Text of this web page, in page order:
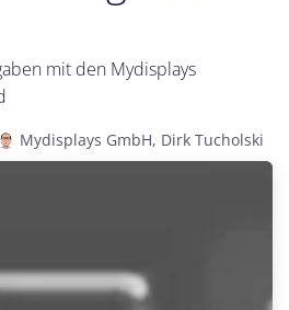
mit den Mydisplays
Mydisplays GmbH, Dirk Tucholski